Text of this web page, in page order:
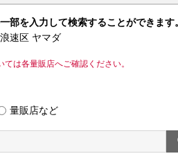
部を入力して検索することができます。
速区 ヤマダ
は各量販店へご確認ください。
量販店など